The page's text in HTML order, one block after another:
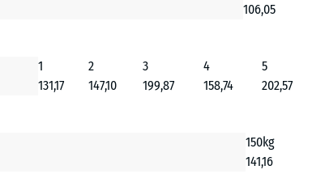
106,05
1 2 3 4 5
131,17 147,10 199,87 158,74 202,57
150kg
141,16